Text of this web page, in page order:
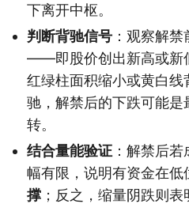
下离开中枢。
判断背驰信号 ：观察解
——即股价创出新高或新
红绿柱面积缩小或黄白
驰，解禁后的下跌可能是
转。
结合量能验证 ：解禁后
幅有限，说明有资金在低
撑 ；反之，缩量阴跌则表